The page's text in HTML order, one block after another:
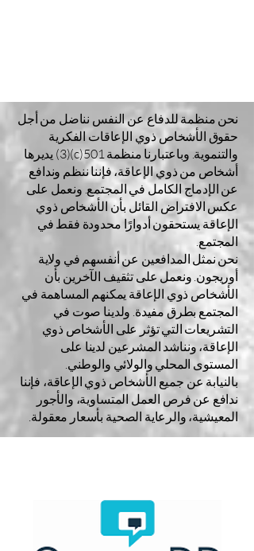
نحن منظمة للدفاع عن النفس نناضل من أجل
حقوق الأشخاص ذوي الإعاقات الفكرية
والتنموية. وباعتبارنا منظمة 501(c)(3) يديرها
أشخاص من ذوي الإعاقة، فإننا ننظم وندافع
عن الإدماج الكامل في المجتمع. ونعمل على
عكس الافتراض القائل بأن الأشخاص ذوي
الإعاقة يستحقون أدوارًا محدودة فقط في
المجتمع.
نحن نمثل المدافعين عن أنفسهم في ولاية
أوريجون. ونعمل على تثقيف الآخرين بأن
الأشخاص ذوي الإعاقة يمكنهم المساهمة في
المجتمع بطرق مفيدة. ولدينا صوت في
التشريعات التي تؤثر على الأشخاص ذوي
الإعاقة، ونناشد المشرعين لدينا على
المستوى المحلي والولائي والوطني.
بالنيابة عن جميع الأشخاص ذوي الإعاقة، فإننا
ندافع عن فرص العمل المتساوية، والأجور
المعيشية، والرعاية الصحية بأسعار معقولة.